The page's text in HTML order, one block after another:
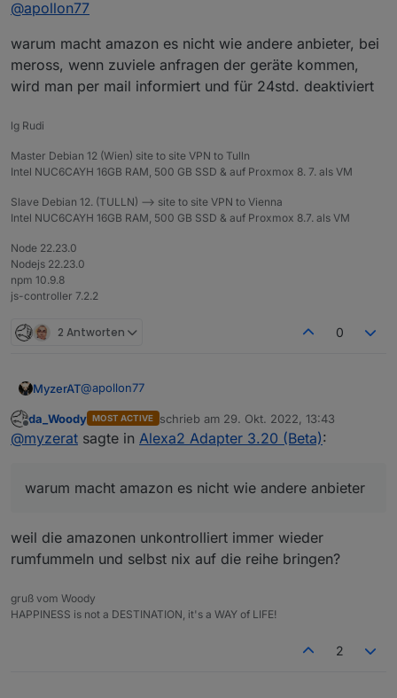
...
@apollon77
warum macht amazon es nicht wie andere anbieter, bei
meross, wenn zuviele anfragen der geräte kommen,
wird man per mail informiert und für 24std. deaktiviert
lg Rudi
Master Debian 12 (Wien) site to site VPN to Tulln
Intel NUC6CAYH 16GB RAM, 500 GB SSD & auf Proxmox 8. 7. als VM
Slave Debian 12. (TULLN) --> site to site VPN to Vienna
Intel NUC6CAYH 16GB RAM, 500 GB SSD & auf Proxmox 8.7. als VM
Node 22.23.0
Nodejs 22.23.0
npm 10.9.8
js-controller 7.2.2
2 Antworten 0
MyzerAT@apollon77
warum macht amazon es nicht wie andere anbieter,
bei meross, wenn zuviele anfragen der geräte
da_Woody MOST ACTIVE schrieb am 29. Okt. 2022, 13:43
zuletzt editiert von
@myzerat sagte in Alexa2 Adapter 3.20 (Beta):
warum macht amazon es nicht wie andere anbieter
weil die amazonen unkontrolliert immer wieder
rumfummeln und selbst nix auf die reihe bringen?
gruß vom Woody
HAPPINESS is not a DESTINATION, it's a WAY of LIFE!
2